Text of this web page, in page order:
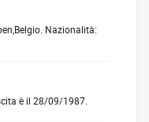
Nazionalità:
è il 28/09/1987.